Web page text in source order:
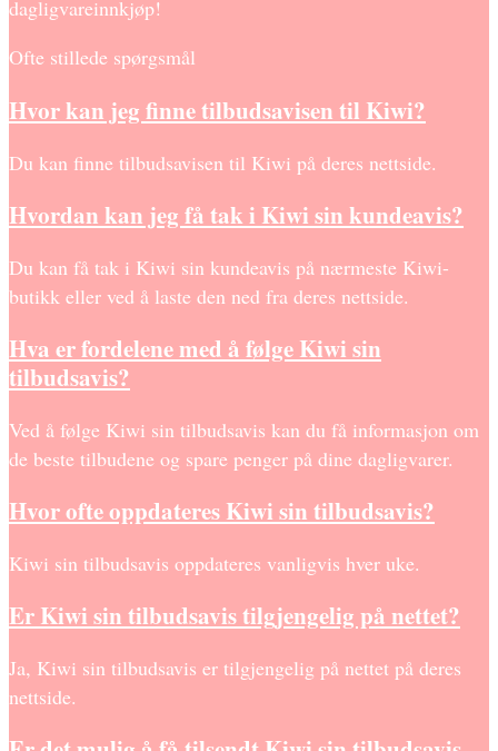
dagligvareinnkjøp!
Ofte stillede spørgsmål
Hvor kan jeg finne tilbudsavisen til Kiwi?
Du kan finne tilbudsavisen til Kiwi på deres nettside.
Hvordan kan jeg få tak i Kiwi sin kundeavis?
Du kan få tak i Kiwi sin kundeavis på nærmeste Kiwi-
butikk eller ved å laste den ned fra deres nettside.
Hva er fordelene med å følge Kiwi sin
tilbudsavis?
Ved å følge Kiwi sin tilbudsavis kan du få informasjon om
de beste tilbudene og spare penger på dine dagligvarer.
Hvor ofte oppdateres Kiwi sin tilbudsavis?
Kiwi sin tilbudsavis oppdateres vanligvis hver uke.
Er Kiwi sin tilbudsavis tilgjengelig på nettet?
Ja, Kiwi sin tilbudsavis er tilgjengelig på nettet på deres
nettside.